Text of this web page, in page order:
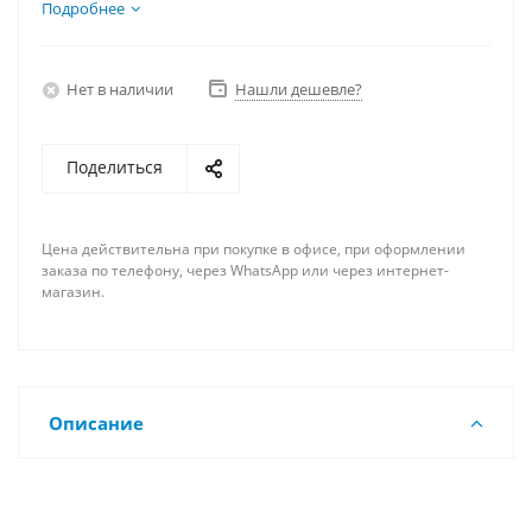
Видеокарта RTX 4070 12Гб, Память DDR4 64Gb,
Подробнее
Нет в наличии Нашли дешевле?
Поделиться
Цена действительна при покупке в офисе, при оформлении
заказа по телефону, через WhatsApp или через интернет-
магазин.
Описание